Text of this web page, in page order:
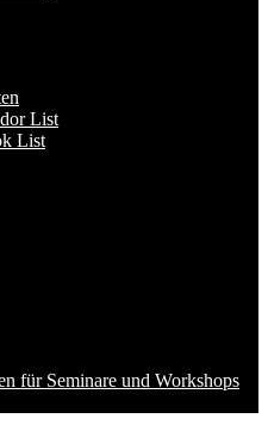
List
List
für Seminare und Workshops